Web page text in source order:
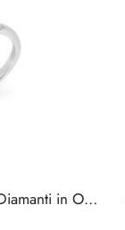
Anello Miluna Smeraldo e Diamanti in Oro Bianco 18kt